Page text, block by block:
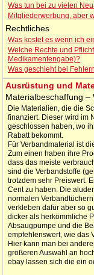
Was tun bei zu vielen
Mitgliederwerbung, aber
Rechtliches
Was kostet es wenn ich
Welche Rechte und
Medikamentengabe)?
Was geschieht bei
Ausrüstung und
Materialbeschaffung –
Die Materialien, die die
finanziert. Dieser wird im
geschlossen haben, wo
Rabatt bekommt.
Für Verbandmaterial ist
Zum einen haben ihre
dass das meiste
sind die Verbandstoffe
trotzdem sehr Preiswert.
Cent zu haben. Die
normalen
verkleben dafür aber so
dicker als herkömmliche
Absaugpumpe und die
empfehlenswert, wie das
Hier kann man bei
größeren Auswahl an
ebay lassen sich die ein